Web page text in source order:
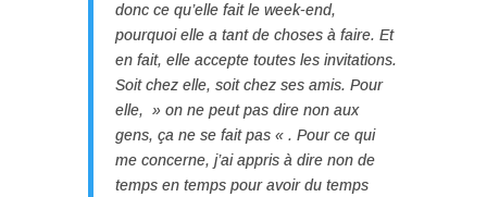
donc ce qu’elle fait le week-end,
pourquoi elle a tant de choses à faire. Et
en fait, elle accepte toutes les invitations.
Soit chez elle, soit chez ses amis. Pour
elle, » on ne peut pas dire non aux
gens, ça ne se fait pas « . Pour ce qui
me concerne, j’ai appris à dire non de
temps en temps pour avoir du temps